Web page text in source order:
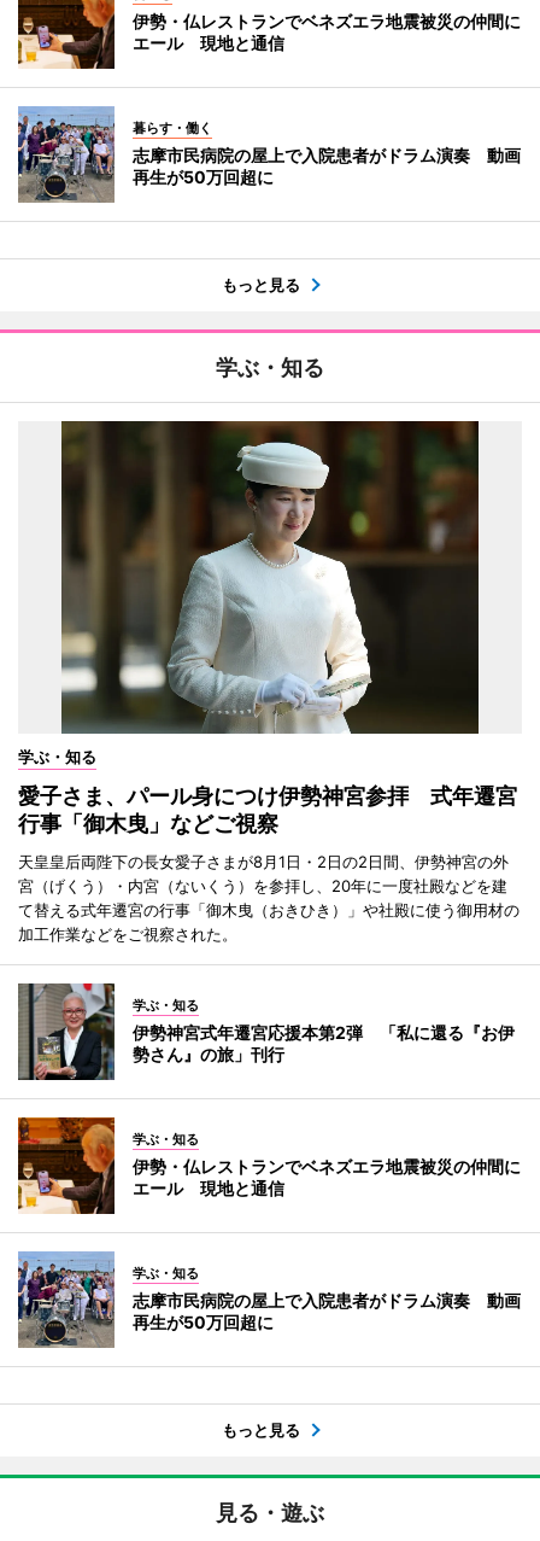
伊勢・仏レストランでベネズエラ地震被災の仲間に
エール 現地と通信
暮らす・働く
志摩市民病院の屋上で入院患者がドラム演奏 動画
再生が50万回超に
もっと見る
学ぶ・知る
学ぶ・知る
愛子さま、パール身につけ伊勢神宮参拝 式年遷宮
行事「御木曳」などご視察
天皇皇后両陛下の長女愛子さまが8月1日・2日の2日間、伊勢神宮の外
宮（げくう）・内宮（ないくう）を参拝し、20年に一度社殿などを建
て替える式年遷宮の行事「御木曳（おきひき）」や社殿に使う御用材の
加工作業などをご視察された。
学ぶ・知る
伊勢神宮式年遷宮応援本第2弾 「私に還る『お伊
勢さん』の旅」刊行
学ぶ・知る
伊勢・仏レストランでベネズエラ地震被災の仲間に
エール 現地と通信
学ぶ・知る
志摩市民病院の屋上で入院患者がドラム演奏 動画
再生が50万回超に
もっと見る
見る・遊ぶ